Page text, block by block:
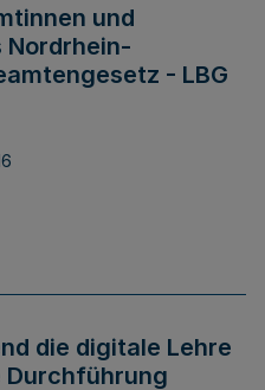
und
Nordrhein-
- LBG
die digitale Lehre